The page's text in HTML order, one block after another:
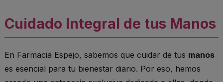
Cuidado Integral de tus Manos
En Farmacia Espejo, sabemos que cuidar de tus manos
es esencial para tu bienestar diario. Por eso, hemos